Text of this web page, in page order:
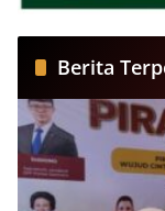
Berita